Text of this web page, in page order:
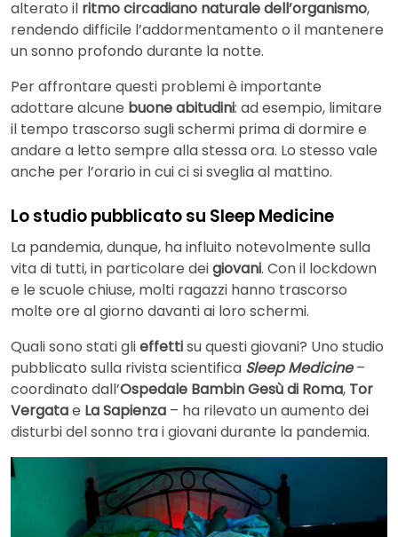
alterato il ritmo circadiano naturale dell’organismo,
rendendo difficile l’addormentamento o il mantenere
un sonno profondo durante la notte.
Per affrontare questi problemi è importante
adottare alcune buone abitudini: ad esempio, limitare
il tempo trascorso sugli schermi prima di dormire e
andare a letto sempre alla stessa ora. Lo stesso vale
anche per l’orario in cui ci si sveglia al mattino.
Lo studio pubblicato su Sleep Medicine
La pandemia, dunque, ha influito notevolmente sulla
vita di tutti, in particolare deigiovani. Con il lockdown
e le scuole chiuse, molti ragazzi hanno trascorso
molte ore al giorno davanti ai loro schermi.
Quali sono stati glieffettisu questi giovani? Uno studio
pubblicato sulla rivista scientifica Sleep Medicine–
coordinato dall’Ospedale Bambin Gesù di Roma, Tor
Vergatae La Sapienza – ha rilevato un aumento dei
disturbi del sonno tra i giovani durante la pandemia.